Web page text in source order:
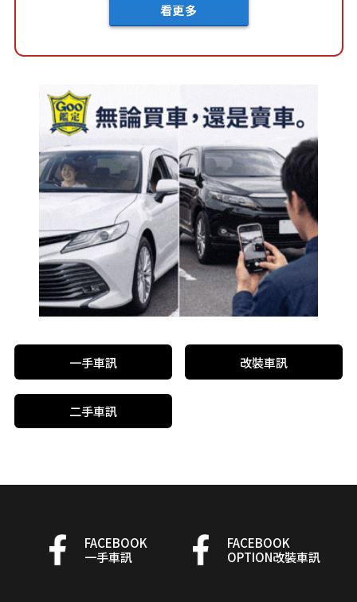
看更多
一手車訊 改裝車訊
二手車訊
FACEBOOK
一手車訊
FACEBOOK
OPTION改裝車訊